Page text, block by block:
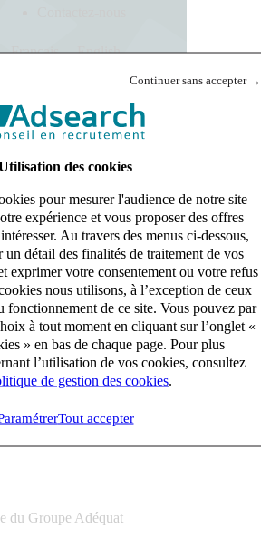
Continuer sans accepter →
des cookies
pour mesurer l'audience de notre site
expérience et vous proposer des offres
Au travers des menus ci-dessous,
détail des finalités de traitement de vos
exprimer votre consentement ou votre refus
nous utilisons, à l’exception de ceux
fonctionnement de ce site. Vous pouvez par
à tout moment en cliquant sur l’onglet «
» en bas de chaque page. Pour plus
l’utilisation de vos cookies, consultez
de gestion des cookies
Tout accepter
Français English
en recrutement
et ses enjeux
clients et nos talents
en recrutement
et ses enjeux
clients et nos talents
du Groupe Adéquat